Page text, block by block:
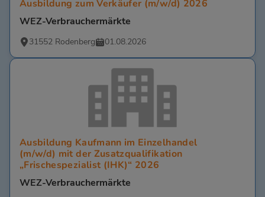
Ausbildung zum Verkäufer (m/w/d) 2026
WEZ-Verbrauchermärkte
31552 Rodenberg 01.08.2026
Ausbildung Kaufmann im Einzelhandel
(m/w/d) mit der Zusatzqualifikation
„Frischespezialist (IHK)“ 2026
WEZ-Verbrauchermärkte